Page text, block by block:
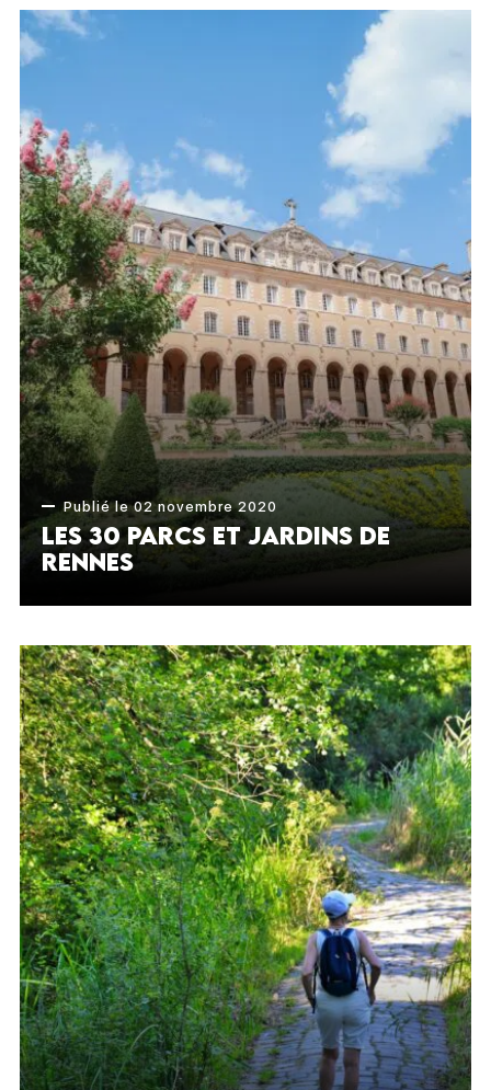
Publié le 02 novembre 2020
Les 30 parcs et jardins de
Rennes